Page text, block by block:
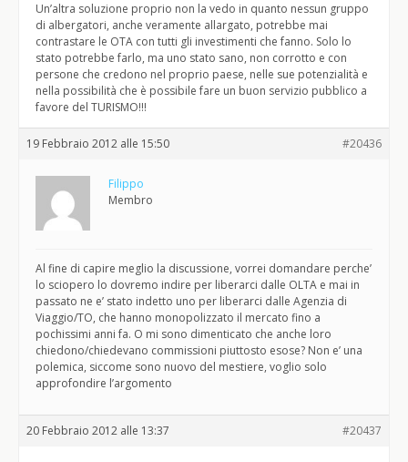
Un’altra soluzione proprio non la vedo in quanto nessun gruppo
di albergatori, anche veramente allargato, potrebbe mai
contrastare le OTA con tutti gli investimenti che fanno. Solo lo
stato potrebbe farlo, ma uno stato sano, non corrotto e con
persone che credono nel proprio paese, nelle sue potenzialità e
nella possibilità che è possibile fare un buon servizio pubblico a
favore del TURISMO!!!
19 Febbraio 2012 alle 15:50 #20436
Filippo
Membro
Al fine di capire meglio la discussione, vorrei domandare perche’
lo sciopero lo dovremo indire per liberarci dalle OLTA e mai in
passato ne e’ stato indetto uno per liberarci dalle Agenzia di
Viaggio/TO, che hanno monopolizzato il mercato fino a
pochissimi anni fa. O mi sono dimenticato che anche loro
chiedono/chiedevano commissioni piuttosto esose? Non e’ una
polemica, siccome sono nuovo del mestiere, voglio solo
approfondire l’argomento
20 Febbraio 2012 alle 13:37 #20437